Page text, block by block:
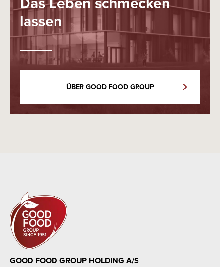
lassen
ÜBER GOOD FOOD GROUP
GOOD FOOD GROUP HOLDING A/S